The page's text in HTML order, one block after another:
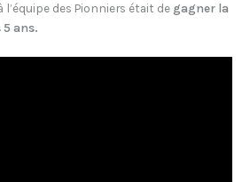
des Pionniers était de gagner la
5 ans.